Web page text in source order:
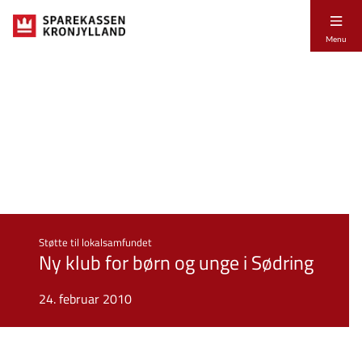
Menu
Støtte til lokalsamfundet
Ny klub for børn og unge i Sødring
24. februar 2010